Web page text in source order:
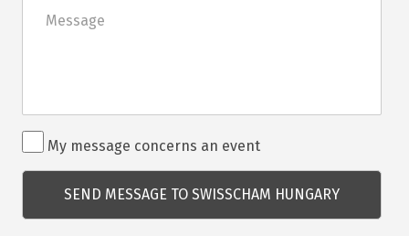
Rendezvénnyel
kapcsolatos
kérdés
My message concerns an event